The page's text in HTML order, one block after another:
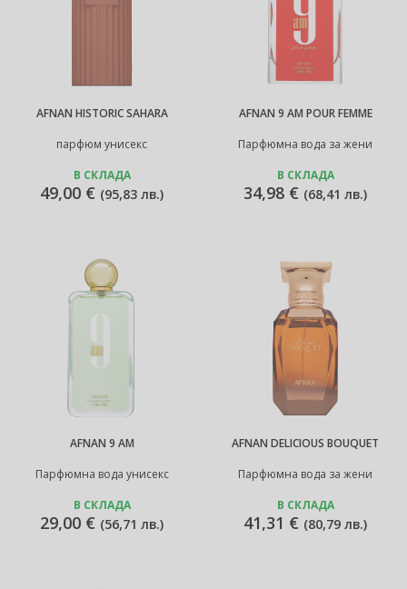
AFNAN HISTORIC SAHARA
парфюм унисекс
В СКЛАДА
49,00 € (95,83 лв.)
AFNAN 9 AM POUR FEMME
Парфюмна вода за жени
В СКЛАДА
34,98 € (68,41 лв.)
AFNAN 9 AM
Парфюмна вода унисекс
В СКЛАДА
29,00 € (56,71 лв.)
AFNAN DELICIOUS BOUQUET
Парфюмна вода за жени
В СКЛАДА
41,31 € (80,79 лв.)